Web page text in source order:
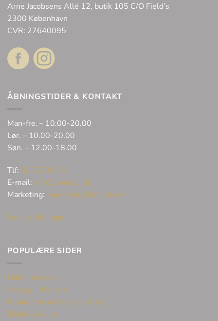
Arne Jacobsens Allé 12, butik 105 C/O Field’s
2300 København
CVR: 27640095
ÅBNINGSTIDER & KONTAKT
Man-fre. – 10.00-20.00
Lør. – 10.00-20.00
Søn. – 12.00-18.00
Tlf: 32 62 06 45
E-mail: info@bonells.dk
Marketing: marketing@bonells.dk
Ledige stillinger
POPULÆRE SIDER
Huller i ørerne
Sælg guld & sølv
Reparation af smykker & ure
Eksklusive ure